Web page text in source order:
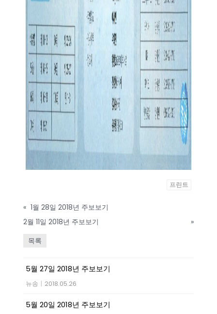
프린트
« 1월 28일 2018년 주보보기
2월 11일 2018년 주보보기
»
목록
5월 27일 2018년 주보보기
뉴송 | 2018.05.26
5월 20일 2018년 주보보기